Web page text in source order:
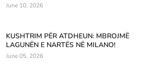
June 10, 2026
KUSHTRIM PËR ATDHEUN: MBROJMË
LAGUNËN E NARTËS NË MILANO!
June 05, 2026